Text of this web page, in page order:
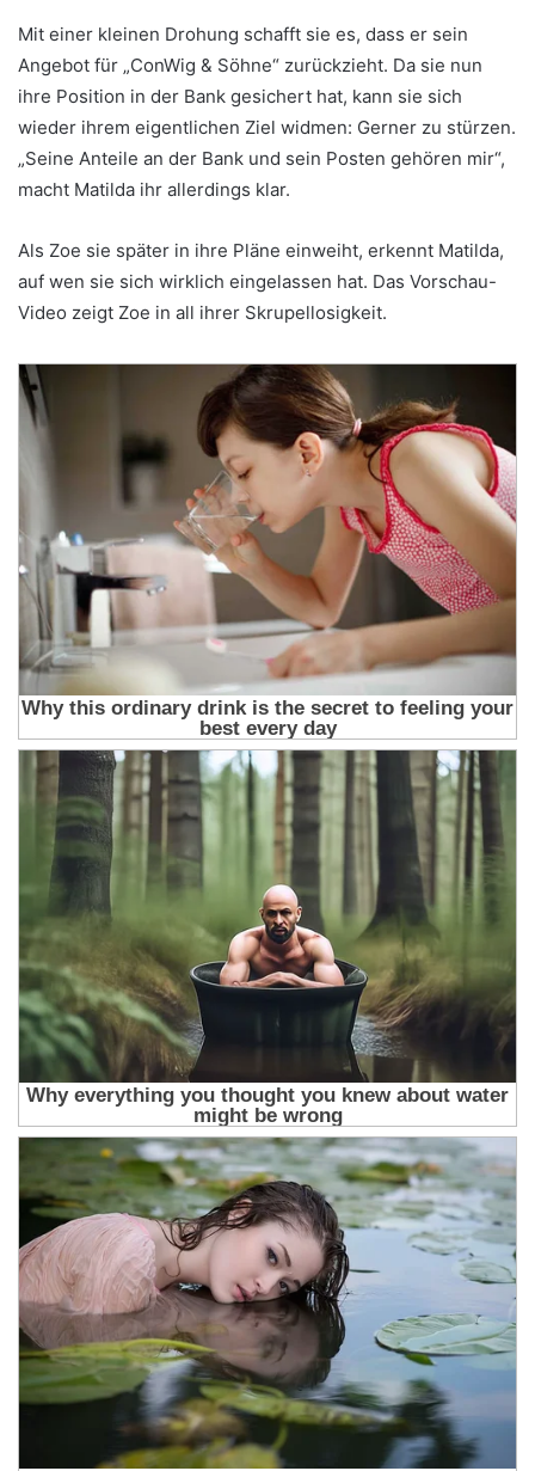
Mit einer kleinen Drohung schafft sie es, dass er sein
Angebot für „ConWig & Söhne“ zurückzieht. Da sie nun
ihre Position in der Bank gesichert hat, kann sie sich
wieder ihrem eigentlichen Ziel widmen: Gerner zu stürzen.
„Seine Anteile an der Bank und sein Posten gehören mir“,
macht Matilda ihr allerdings klar.
Als Zoe sie später in ihre Pläne einweiht, erkennt Matilda,
auf wen sie sich wirklich eingelassen hat. Das Vorschau-
Video zeigt Zoe in all ihrer Skrupellosigkeit.